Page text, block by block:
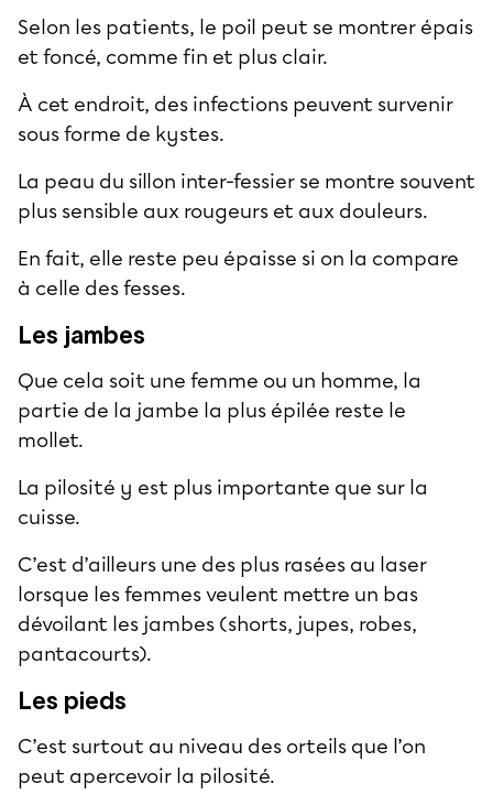
Selon les patients, le poil peut se montrer épais
et foncé, comme fin et plus clair.
À cet endroit, des infections peuvent survenir
sous forme de kystes.
La peau du sillon inter-fessier se montre souvent
plus sensible aux rougeurs et aux douleurs.
En fait, elle reste peu épaisse si on la compare
à celle des fesses.
Les jambes
Que cela soit une femme ou un homme, la
partie de la jambe la plus épilée reste le
mollet.
La pilosité y est plus importante que sur la
cuisse.
C’est d’ailleurs une des plus rasées au laser
lorsque les femmes veulent mettre un bas
dévoilant les jambes (shorts, jupes, robes,
pantacourts).
Les pieds
C’est surtout au niveau des orteils que l’on
peut apercevoir la pilosité.